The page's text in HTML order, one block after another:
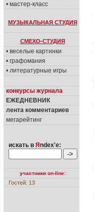
• мастер-класс
МУЗЫКАЛЬНАЯ СТУДИЯ
СМЕХО-СТУДИЯ
• веселые картинки
• графомания
• литературные игры
конкурсы журнала
ЕЖЕДНЕВНИК
лента комментариев
мегарейтинг
искать в Я ndex'е:
участники on-line:
Гостей: 13